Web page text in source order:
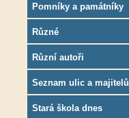
Pomníky a památníky
Různé
Různí autoři
Seznam ulic a majitelů
Stará škola dnes